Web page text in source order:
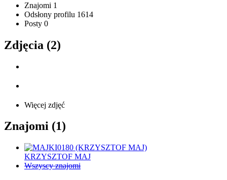
Znajomi 1
Odsłony profilu 1614
Posty 0
Zdjęcia (2)
Więcej zdjęć
Znajomi (1)
KRZYSZTOF MAJ
Wszyscy znajomi